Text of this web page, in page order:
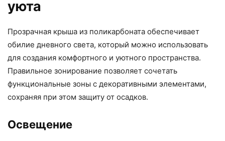
уюта
Прозрачная крыша из поликарбоната обеспечивает
обилие дневного света, который можно использовать
для создания комфортного и уютного пространства.
Правильное зонирование позволяет сочетать
функциональные зоны с декоративными элементами,
сохраняя при этом защиту от осадков.
Освещение